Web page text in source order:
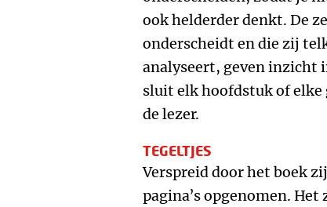
ook helderder denkt. De
onderscheidt en die zij
analyseert, geven inzicht
sluit elk hoofdstuk of elke
de lezer.
TEGELTJES
Verspreid door het boek
pagina’s opgenomen.